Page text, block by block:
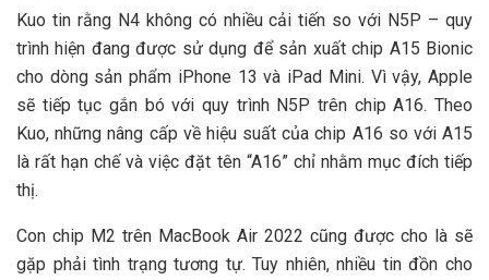
Kuo tin rằng N4 không có nhiều cải tiến so với N5P – quy
trình hiện đang được sử dụng để sản xuất chip A15 Bionic
cho dòng sản phẩm iPhone 13 và iPad Mini. Vì vậy, Apple
sẽ tiếp tục gắn bó với quy trình N5P trên chip A16. Theo
Kuo, những nâng cấp về hiệu suất của chip A16 so với A15
là rất hạn chế và việc đặt tên “A16” chỉ nhằm mục đích tiếp
thị.
Con chip M2 trên MacBook Air 2022 cũng được cho là sẽ
gặp phải tình trạng tương tự. Tuy nhiên, nhiều tin đồn cho